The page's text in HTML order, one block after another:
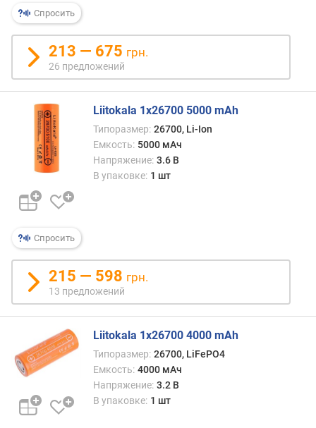
р
)
U
S
B
п
о
т
д
я
з
р
и
Спросить
213 — 675 грн.
26 предложений
Спросить
Liitokala 1x26700 5000 mAh
Типоразмер: 26700, Li-Ion
Емкость: 5000 мАч
Напряжение: 3.6 В
В упаковке: 1 шт
215 — 598 грн.
13 предложений
Liitokala 1x26700 4000 mAh
Типоразмер: 26700, LiFePO4
Емкость: 4000 мАч
Напряжение: 3.2 В
В упаковке: 1 шт